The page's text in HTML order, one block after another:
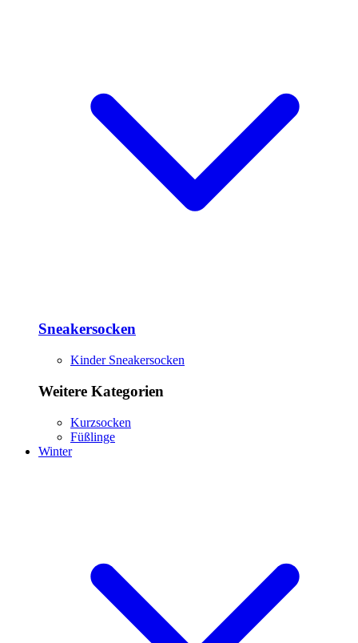
Sneakersocken
Kinder Sneakersocken
Weitere Kategorien
Kurzsocken
Füßlinge
Winter